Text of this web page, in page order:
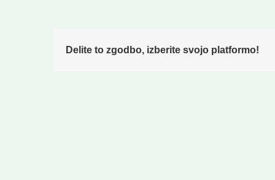
Delite to zgodbo, izberite svojo platformo!